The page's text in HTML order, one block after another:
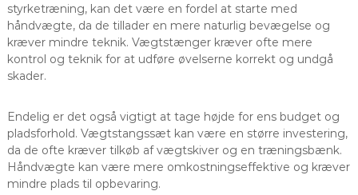
styrketræning, kan det være en fordel at starte med
håndvægte, da de tillader en mere naturlig bevægelse og
kræver mindre teknik. Vægtstænger kræver ofte mere
kontrol og teknik for at udføre øvelserne korrekt og undgå
skader.
Endelig er det også vigtigt at tage højde for ens budget og
pladsforhold. Vægtstangssæt kan være en større investering,
da de ofte kræver tilkøb af vægtskiver og en træningsbænk.
Håndvægte kan være mere omkostningseffektive og kræver
mindre plads til opbevaring.